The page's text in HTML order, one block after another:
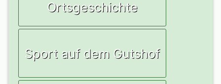
Ortsgeschichte
Sport auf dem Gutshof